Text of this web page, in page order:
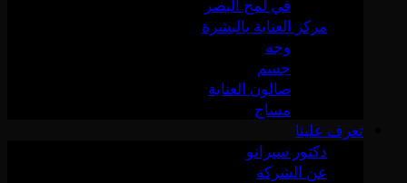
في لمح البصر
مركز العناية بالبشرة
وجه
جسم
صالون العناية
مساج
تعرف علينا
دكتور سيرانو
عن الشركة